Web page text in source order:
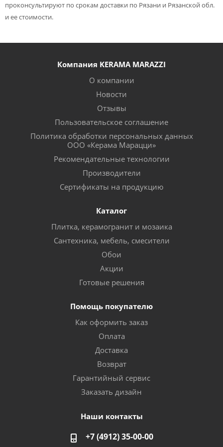
проконсультируют по срокам доставки по Рязани и Рязанской обл.
и ее стоимости.
Компания KERAMA MARAZZI
О компании
Новости
Отзывы
Пользовательское соглашение
Политика обработки персональных данных
ООО «Керама Марацци»
Рекомендательные технологии
Производители
Сертификаты на продукцию
Каталог
Плитка, керамогранит и мозаика
Сантехника, мебель, смесители
Обои
Акции
Готовые решения
Помощь покупателю
Как оформить заказ
Оплата
Доставка
Возврат
Гарантийный сервис
Заказать дизайн
Наши контакты
+7 (4912) 35-00-00